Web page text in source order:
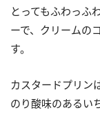
とってもふわっふ
ーで、クリームの
す。
カスタードプリン
のり酸味のあるい